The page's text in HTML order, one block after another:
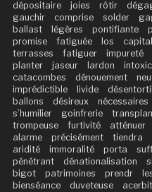
dépositaire
joies rôtir
gauchir
comprise solder
ballast
légères pontifiante
promise
fatiguée los
terrasses
fatiguer impureté
planter
jaseur lardon
catacombes
dénouement
imprédictible
livide
ballons
désireux nécessaires
s’humilier
goinfrerie
trompeuse
furtivité atténuer
alarme
précisément tiendra
aridité
immoralité porta
pénétrant
dénationalisation
bigot
patrimoines prendr
bienséance
duveteuse